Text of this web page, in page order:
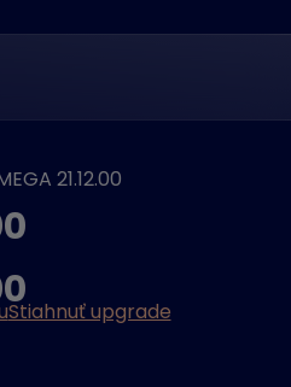
21.12.00
Stiahnuť upgrade